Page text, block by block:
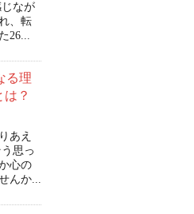
なが
、転
26...
る理
？
あえ
思っ
心の
んか...